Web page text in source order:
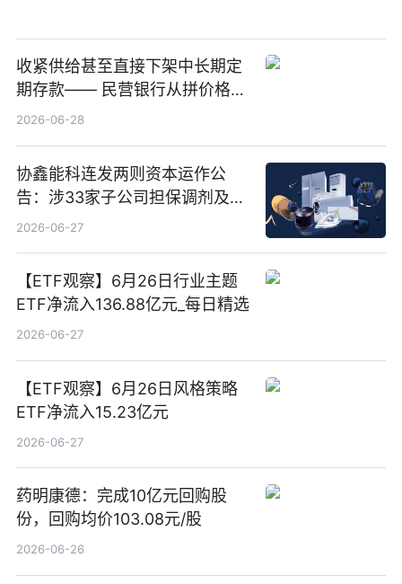
收紧供给甚至直接下架中长期定
期存款—— 民营银行从拼价格转
向拼服务
2026-06-28
协鑫能科连发两则资本运作公
告：涉33家子公司担保调剂及10
亿元产业基金设立
2026-06-27
【ETF观察】6月26日行业主题
ETF净流入136.88亿元_每日精选
2026-06-27
【ETF观察】6月26日风格策略
ETF净流入15.23亿元
2026-06-27
药明康德：完成10亿元回购股
份，回购均价103.08元/股
2026-06-26